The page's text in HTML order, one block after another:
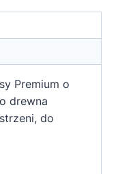
Premium o
drewna
do